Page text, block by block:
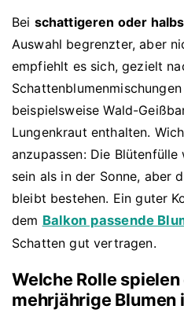
Bei schattigeren oder
Auswahl begrenzter, aber
empfiehlt es sich, gezielt
beispielsweise Wald-
Lungenkraut enthalten.
anzupassen: Die
sein als in der Sonne, aber
bleibt bestehen. Ein guter
dem Balkon passende
Schatten gut vertragen.
Welche Rolle
mehrjährige Blumen